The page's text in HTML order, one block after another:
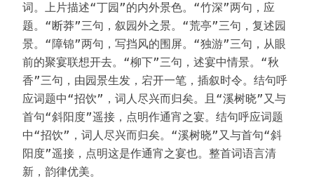
词。上片描述“丁园”的内外景色。“竹深”两句，应
题。“断莽”三句，叙园外之景。“荒亭”三句，复述园
景。“障锦”两句，写挡风的围屏。“独游”三句，从眼
前的聚宴联想开去。“柳下”三句，述宴中情景。“秋
香”三句，由园景生发，宕开一笔，插叙时令。结句呼
应词题中“招饮”，词人尽兴而归矣。且“溪树晓”又与
首句“斜阳度”遥接，点明作通宵之宴。结句呼应词题
中“招饮”，词人尽兴而归矣。“溪树晓”又与首句“斜
阳度”遥接，点明这是作通宵之宴也。整首词语言清
新，韵律优美。